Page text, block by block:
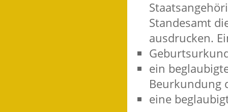
Standesamt
ausdrucken.
ein
Beurkundung
eine